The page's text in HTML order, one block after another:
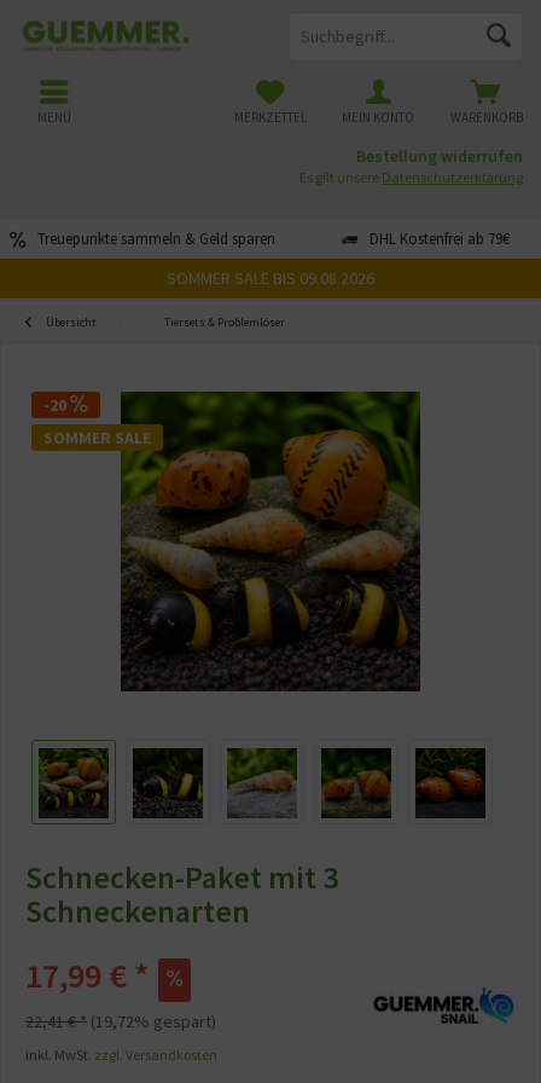
Treuepunkte sammeln & Geld sparen DHL Kostenfrei ab 79€
WARENKORB
MERKZETTEL MEIN KONTO
MENÜ
Bestellung widerrufen
Es gilt unsere Datenschutzerklärung
SOMMER SALE BIS 09.08.2026
Übersicht Tiersets & Problemlöser
-20
SOMMER SALE
Schnecken-Paket mit 3
Schneckenarten
17,99 € *
22,41 € * (19,72% gespart)
inkl. MwSt. zzgl. Versandkosten